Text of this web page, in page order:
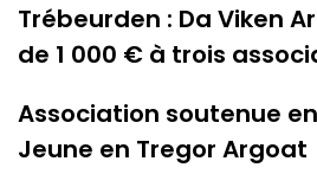
Trébeurden : Da Viken
de 1 000 € à trois
Association soutenue
Jeune en Tregor Argoat